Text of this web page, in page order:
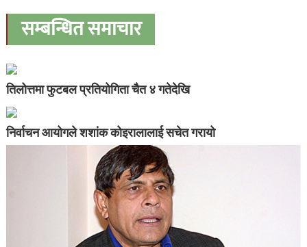
सम्बन्धित समाचार
तिलोत्तमा फुटबल प्रतियोगिता चैत ४ गतेदेखि
निर्वाचन आयोगले शशांक कोइरालालाई सचेत गरायो